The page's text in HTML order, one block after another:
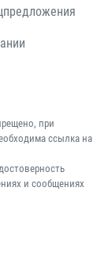
при
ссылка на
и сообщениях